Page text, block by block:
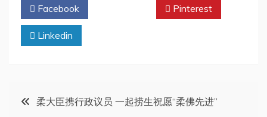
Facebook Pinterest
Linkedin
文 柔大臣携行政议员 一起捞生祝愿“柔佛先进”